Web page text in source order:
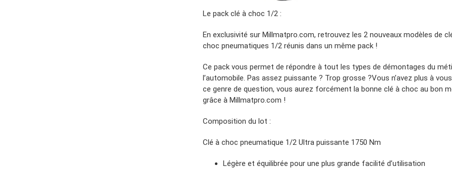
Le pack clé à choc 1/2 :
En exclusivité sur Millmatpro.com, retrouvez les 2 nouveaux modèles de
choc pneumatiques 1/2 réunis dans un même pack !
Ce pack vous permet de répondre à tout les types de démontages du
l’automobile. Pas assez puissante ? Trop grosse ?Vous n’avez plus à
ce genre de question, vous aurez forcément la bonne clé à choc au bon
grâce à Millmatpro.com !
Composition du lot :
Clé à choc pneumatique 1/2 Ultra puissante 1750 Nm
Légère et équilibrée pour une plus grande facilité d’utilisation